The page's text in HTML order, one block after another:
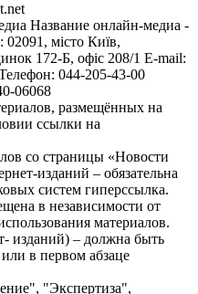
Название онлайн-медиа -
місто Київ,
172-Б, офіс 208/1 E-mail:
044-205-43-00
06068
размещённых на
ссылки на
со страницы «Новости
изданий – обязательна
систем гиперссылка.
в независимости от
материалов.
изданий) – должна быть
в первом абзаце
"Экспертиза",